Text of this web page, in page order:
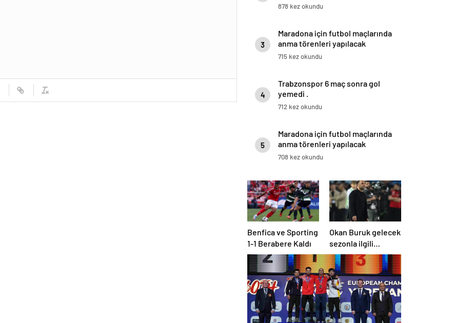
878 kez okundu
3
Maradona için futbol maçlarında
anma törenleri yapılacak
715 kez okundu
4
Trabzonspor 6 maç sonra gol
yemedi .
712 kez okundu
5
Maradona için futbol maçlarında
anma törenleri yapılacak
708 kez okundu
Benfica ve Sporting
1-1 Berabere Kaldı
Okan Buruk gelecek
sezonla ilgili
ipucunu verdi: Bu
sene 3, seneye de 4